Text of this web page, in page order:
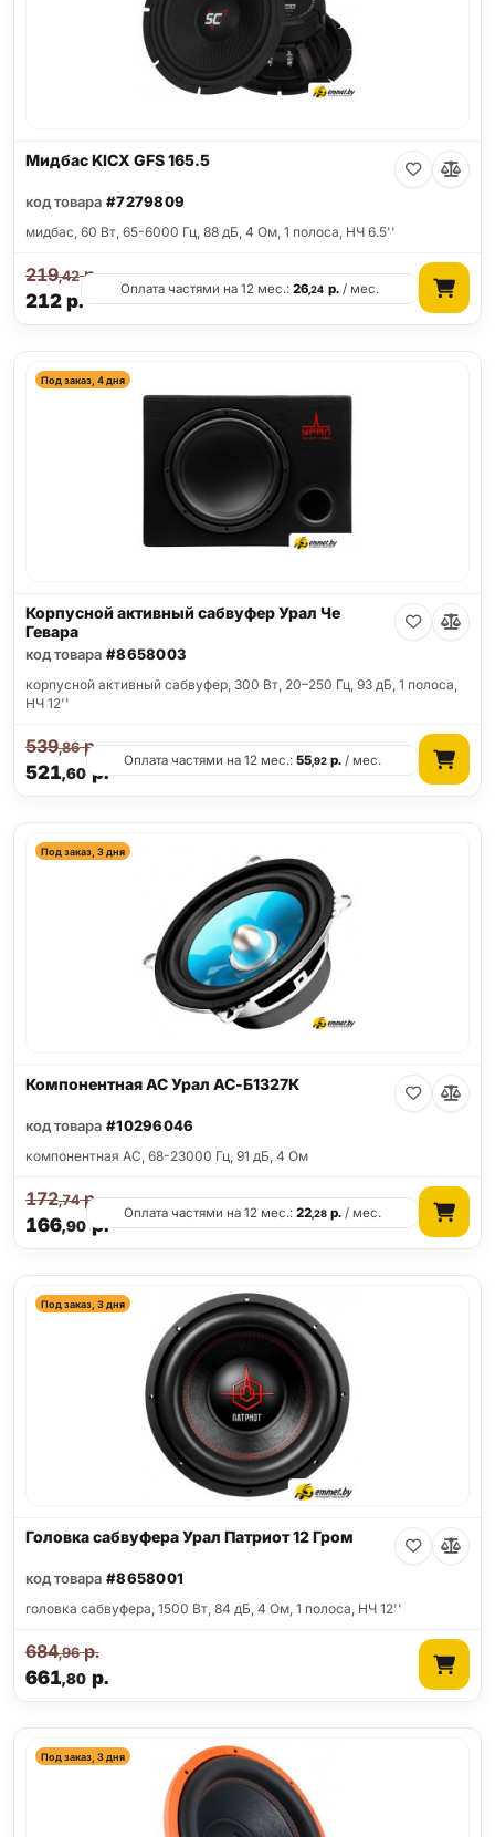
Мидбас KICX GFS 165.5
код товара #7279809
мидбас, 60 Вт, 65-6000 Гц, 88 дБ, 4 Ом, 1 полоса, НЧ 6.5''
212р.
219,42р.
Оплата частями на 12 мес.:26,24 р./ мес.
Под заказ, 4 дня
Корпусной активный сабвуфер Урал Че
Гевара
код товара #8658003
корпусной активный сабвуфер, 300 Вт, 20–250 Гц, 93 дБ, 1 полоса,
НЧ 12''
521,60р.
539,86р.
Оплата частями на 12 мес.:55,92 р. / мес.
Под заказ, 3 дня
Компонентная АС Урал АС-Б1327К
код товара #10296046
компонентная АС, 68-23000 Гц, 91 дБ, 4 Ом
166,90р.
172,74р.
Оплата частями на 12 мес.:22,28 р. / мес.
Под заказ, 3 дня
Головка сабвуфера Урал Патриот 12 Гром
код товара #8658001
головка сабвуфера, 1500 Вт, 84 дБ, 4 Ом, 1 полоса, НЧ 12''
661,80р.
684,96р.
Под заказ, 3 дня